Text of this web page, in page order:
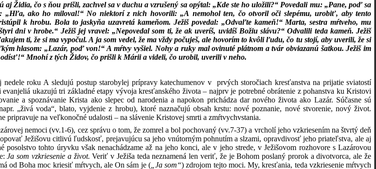
aj Židia, čo s ňou prišli, zachvel sa v duchu a vzrušený sa opýtal: „Kde ste ho uložili?“ Povedali mu: „Pane, poď sa
„Hľa, ako ho miloval!“ No niektorí z nich hovorili: „A nemohol ten, čo otvoril oči slepému, urobiť, aby tento
k hrobu. Bola to jaskyňa uzavretá kameňom. Ježiš povedal: „Odvaľte kameň!“ Marta, sestra mŕtveho, mu
dni v hrobe.“ Ježiš jej vravel: „Nepovedal som ti, že ak uveríš, uvidíš Božiu slávu?“ Odvalili teda kameň. Ježiš
ti, že si ma vypočul. A ja som vedel, že ma vždy počuješ, ale hovorím to kvôli ľudu, čo tu stojí, aby uverili, že si
hlasom: „Lazár, poď von!“ A mŕtvy vyšiel. Nohy a ruky mal ovinuté plátnom a tvár obviazanú šatkou. Ježiš im
Mnohí z tých Židov, čo prišli k Márii a videli, čo urobil, uverili v neho.
nedele roku A sledujú postup starobylej prípravy katechumenov v prvých storočiach kresťanstva na prijatie sviatostí
ukazujú tri základné etapy vývoja kresťanského života – najprv je potrebné obrátenie z pohanstva ku Kristovi
a spoznávanie Krista ako slepec od narodenia a napokon prichádza dar nového života ako Lazár. Súčasne sú
„živá voda“, blato, vyjdenie z hrobu), ktoré naznačujú obsah krstu: nové poznanie, nové stvorenie, nový život.
pripravuje na veľkonočné udalosti – na slávenie Kristovej smrti a zmŕtvychvstania.
nemoci (vv.1-6), cez správu o tom, že zomrel a bol pochovaný (vv.7-37) a vrcholí jeho vzkriesením na štvrtý deň
Ježišovu citlivú ľudskosť, prejavujúcu sa jeho vnútorným pohnutím a slzami, opravdivosť jeho priateľstva, ale aj
posolstvo tohto úryvku však nenachádzame až na jeho konci, ale v jeho strede, v Ježišovom rozhovore s Lazárovou
Ja som vzkriesenie a život. Veriť v Ježiša teda neznamená len veriť, že je Bohom poslaný prorok a divotvorca, ale že
od Boha moc kriesiť mŕtvych, ale On sám je („Ja som“) zdrojom tejto moci. My, kresťania, teda vzkriesenie mŕtvych